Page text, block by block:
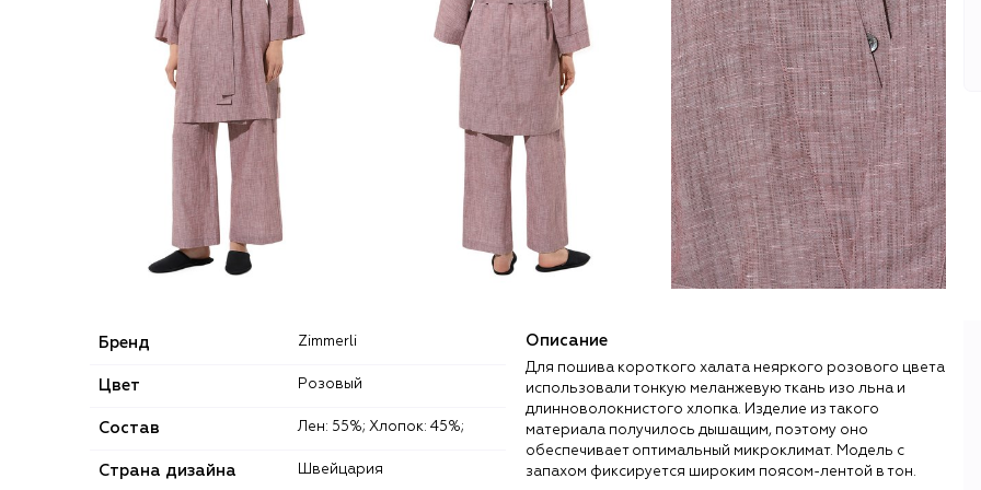
Бренд Zimmerli
Цвет Розовый
Состав Лен: 55%; Хлопок: 45%;
Страна дизайна Швейцария
Описание
Для пошива короткого халата неяркого розового цвета
использовали тонкую меланжевую ткань изо льна и
длинноволокнистого хлопка. Изделие из такого
материала получилось дышащим, поэтому оно
обеспечивает оптимальный микроклимат. Модель с
запахом фиксируется широким поясом-лентой в тон.